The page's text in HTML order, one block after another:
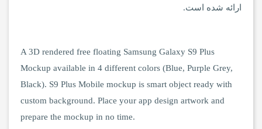
ارائه شده است.
A 3D rendered free floating Samsung Galaxy S9 Plus
Mockup available in 4 different colors (Blue, Purple Grey,
Black). S9 Plus Mobile mockup is smart object ready with
custom background. Place your app design artwork and
prepare the mockup in no time.